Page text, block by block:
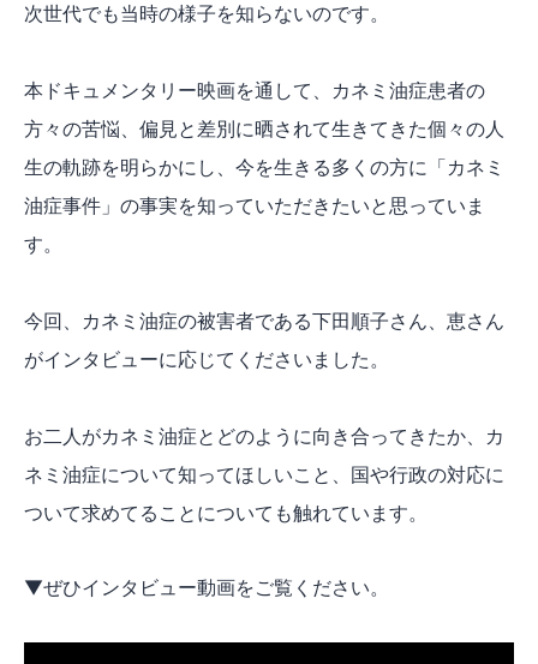
次世代でも当時の様子を知らないのです。
本ドキュメンタリー映画を通して、カネミ油症患者の
方々の苦悩、偏見と差別に晒されて生きてきた個々の人
生の軌跡を明らかにし、今を生きる多くの方に「カネミ
油症事件」の事実を知っていただきたいと思っていま
す。
今回、カネミ油症の被害者である下田順子さん、恵さん
がインタビューに応じてくださいました。
お二人がカネミ油症とどのように向き合ってきたか、カ
ネミ油症について知ってほしいこと、国や行政の対応に
ついて求めてることについても触れています。
▼ぜひインタビュー動画をご覧ください。